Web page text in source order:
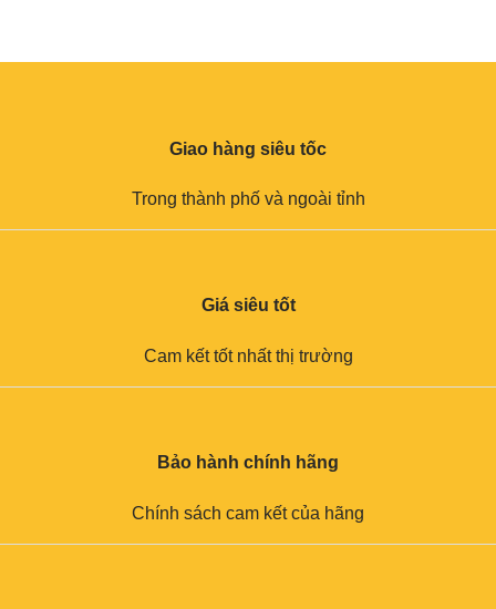
Giao hàng siêu tốc
Trong thành phố và ngoài tỉnh
Giá siêu tốt
Cam kết tốt nhất thị trường
Bảo hành chính hãng
Chính sách cam kết của hãng